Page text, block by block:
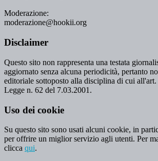
Moderazione:
moderazione@hookii.org
Disclaimer
Questo sito non rappresenta una testata
aggiornato senza alcuna periodicità, pertanto
editoriale sottoposto alla disciplina di cui
Legge n. 62 del 7.03.2001.
Uso dei cookie
Su questo sito sono usati alcuni cookie, in
per offrire un miglior servizio agli utenti. Per
clicca qui.